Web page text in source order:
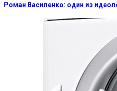
Роман Василенко: один из